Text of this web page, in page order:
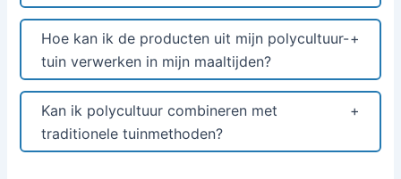
Hoe kan ik de producten uit mijn polycultuur-
tuin verwerken in mijn maaltijden?
Kan ik polycultuur combineren met
traditionele tuinmethoden?